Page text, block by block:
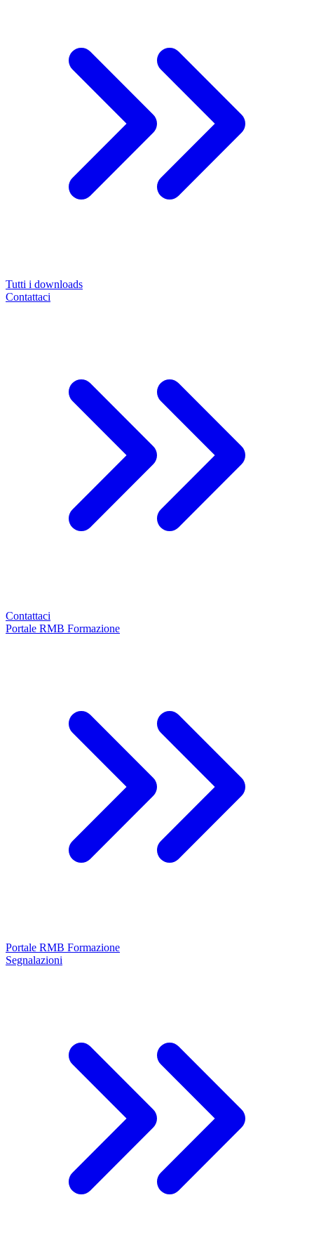
Tutti i downloads
Contattaci
Contattaci
Portale RMB Formazione
Portale RMB Formazione
Segnalazioni